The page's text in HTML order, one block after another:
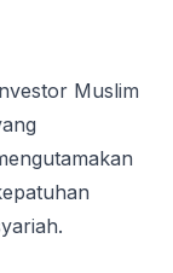
Muslim